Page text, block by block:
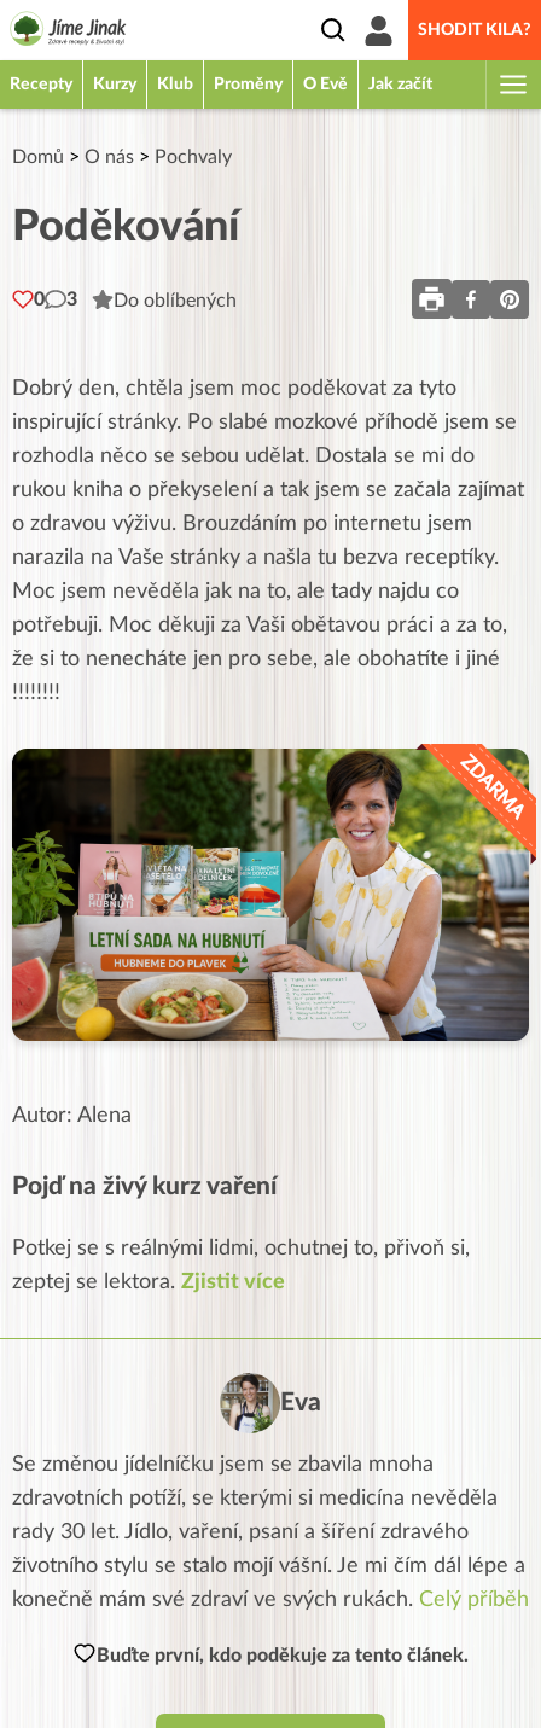
SHODIT KILA?
Recepty Kurzy Klub Proměny O Evě Jak začít
Domů > O nás > Pochvaly
Poděkování
0 3 Do oblíbených
Dobrý den, chtěla jsem moc poděkovat za tyto
inspirující stránky. Po slabé mozkové příhodě jsem se
rozhodla něco se sebou udělat. Dostala se mi do
rukou kniha o překyselení a tak jsem se začala zajímat
o zdravou výživu. Brouzdáním po internetu jsem
narazila na Vaše stránky a našla tu bezva receptíky.
Moc jsem nevěděla jak na to, ale tady najdu co
potřebuji. Moc děkuji za Vaši obětavou práci a za to,
že si to nenecháte jen pro sebe, ale obohatíte i jiné
!!!!!!!!
Autor: Alena
Pojď na živý kurz vaření
Potkej se s reálnými lidmi, ochutnej to, přivoň si,
zeptej se lektora. Zjistit více
Eva
Se změnou jídelníčku jsem se zbavila mnoha
zdravotních potíží, se kterými si medicína nevěděla
rady 30 let. Jídlo, vaření, psaní a šíření zdravého
životního stylu se stalo mojí vášní. Je mi čím dál lépe a
konečně mám své zdraví ve svých rukách. Celý příběh
Buďte první, kdo poděkuje za tento článek.